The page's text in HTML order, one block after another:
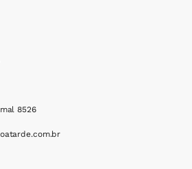
8526